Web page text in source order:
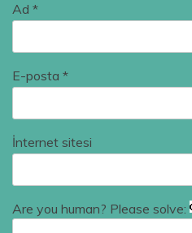
Ad *
E-posta *
İnternet sitesi
Are you human? Please solve: